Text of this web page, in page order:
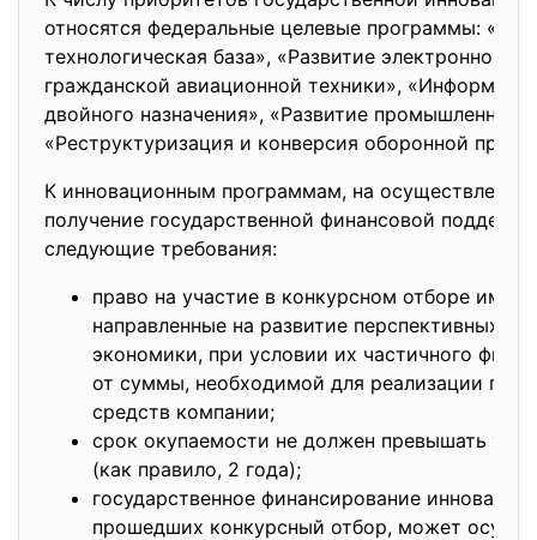
относятся федеральные целевые программы:
технологическая база», «Развитие электронной
гражданской авиационной техники»,
двойного назначения», «Развитие промышленной
«Реструктуризация и конверсия оборонной
К инновационным программам, на осуществление
получение государственной финансовой
следующие требования:
право на участие в конкурсном отборе
направленные на развитие перспективных
экономики, при условии их частичного
от суммы, необходимой для реализации
средств компании;
срок окупаемости не должен превышать
(как правило, 2 года);
государственное финансирование
прошедших конкурсный отбор, может